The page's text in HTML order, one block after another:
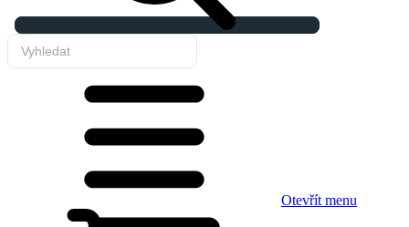
Otevřít menu